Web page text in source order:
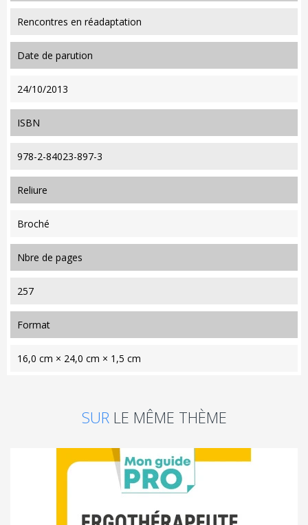
Rencontres en réadaptation
date de parution
24/10/2013
ISBN
978-2-84023-897-3
reliure
Broché
nbre de pages
257
format
16,0 cm × 24,0 cm × 1,5 cm
SUR LE MÊME THÈME